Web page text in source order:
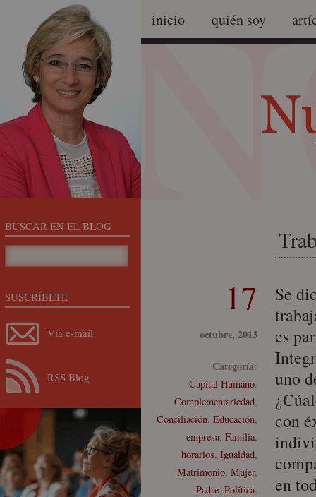
inicio quién soy
17
octubre, 2013
Categoría:
Capital Humano,
Complementariedad,
Conciliación, Educación,
empresa, Familia,
horarios, Igualdad,
Matrimonio, Mujer,
Padre, Política,
Se
es
uno
con
en
BUSCAR EN EL BLOG
SUSCRÍBETE
Vía e-mail
RSS Blog